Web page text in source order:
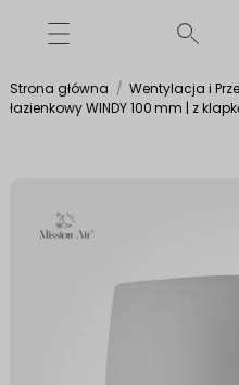
Strona główna Wentylacja i
łazienkowy WINDY 100 mm | z